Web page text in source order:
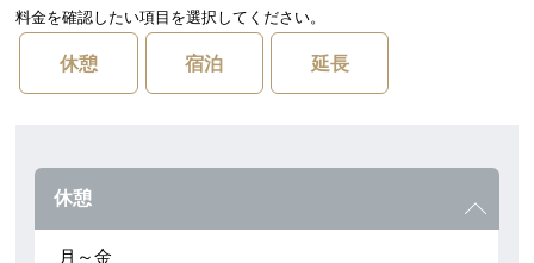
料金を確認したい項目を選択してください。
休憩 宿泊 延長
休憩
月～金